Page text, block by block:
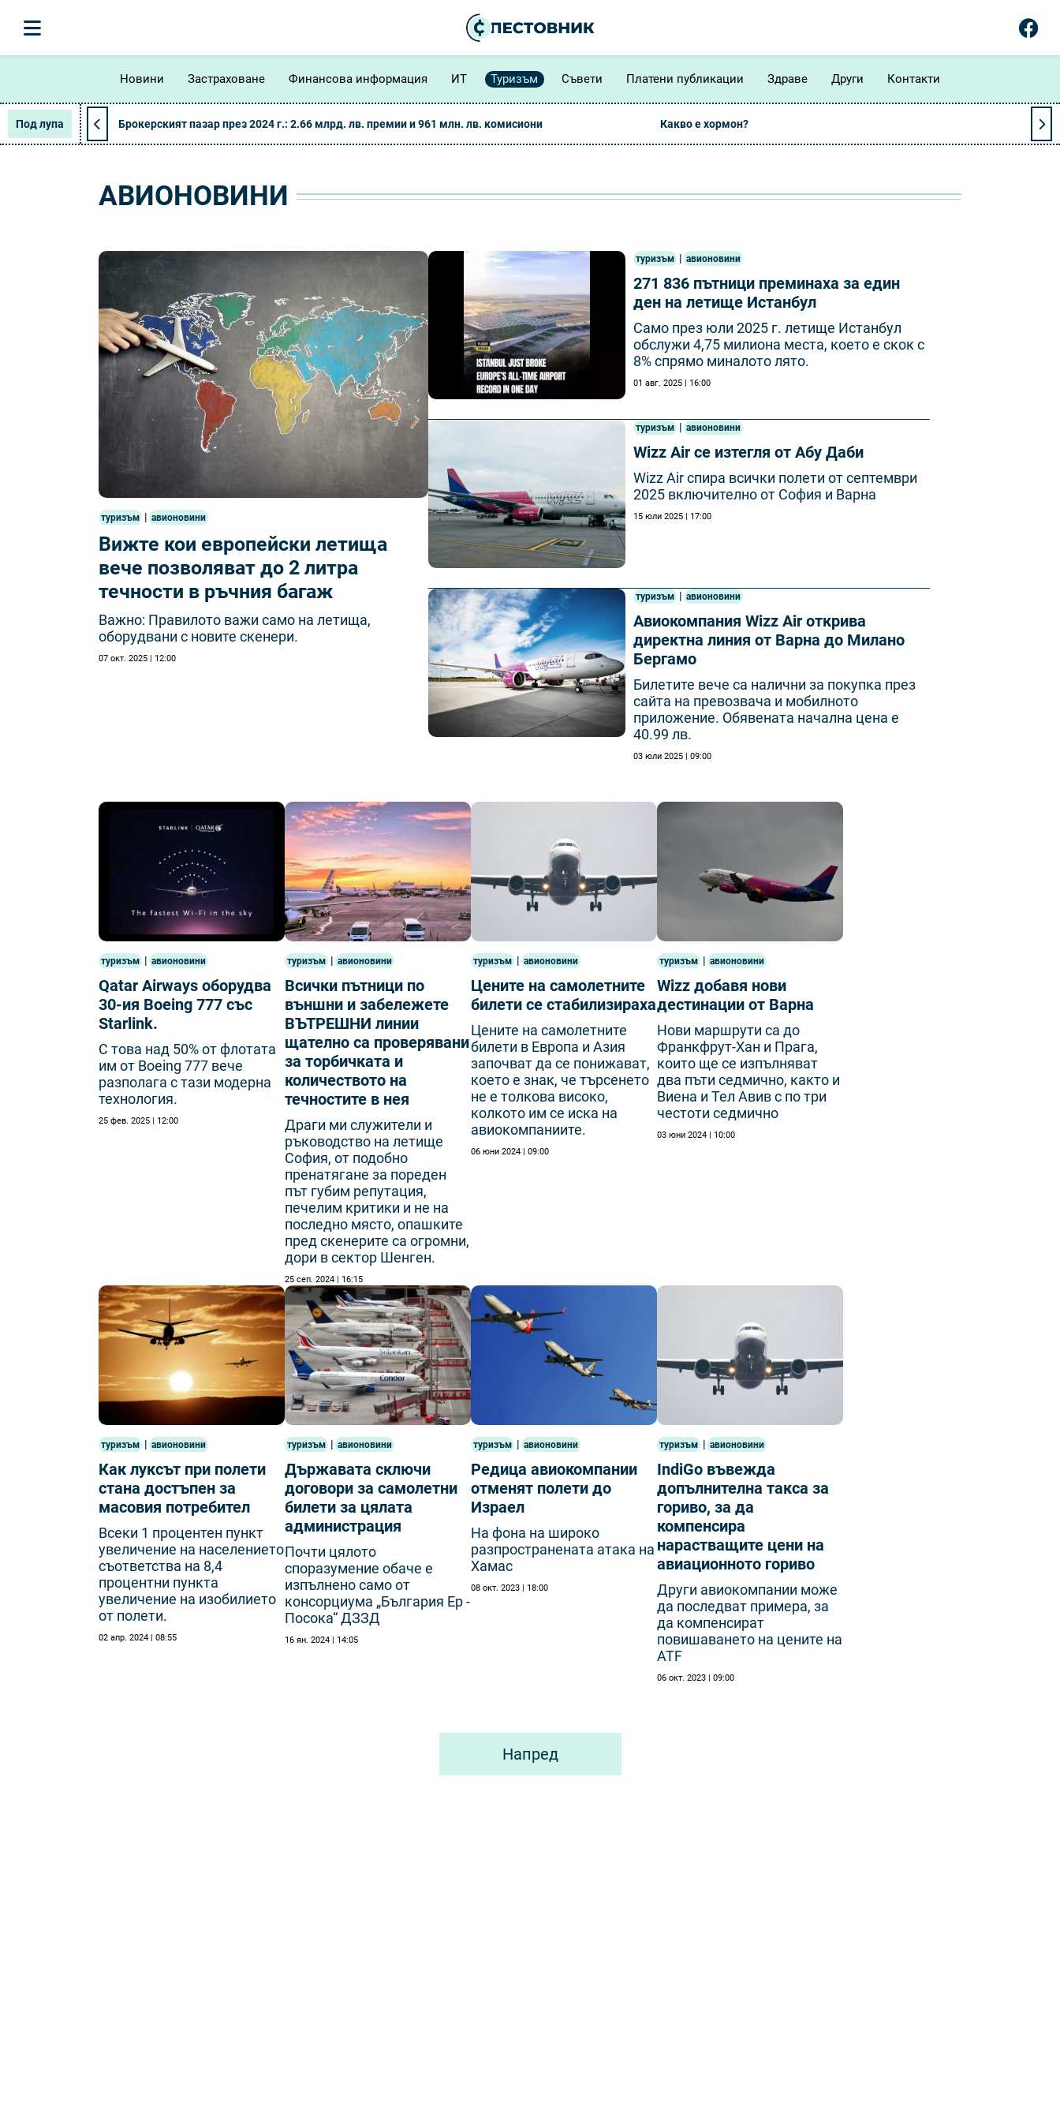
Новини Застраховане Финансова информация ИТ Туризъм Съвети Платени публикации Здраве Други Контакти
Под лупа Брокерският пазар през 2024 г.: 2.66 млрд. лв. премии и 961 млн. лв. комисиони Какво е хормон?
АВИОНОВИНИ
туризъм | авионовини
Вижте кои европейски летища
вече позволяват до 2 литра
течности в ръчния багаж
Важно: Правилото важи само на летища,
оборудвани с новите скенери.
07 окт. 2025 | 12:00
туризъм | авионовини
271 836 пътници преминаха за един
ден на летище Истанбул
Само през юли 2025 г. летище Истанбул
обслужи 4,75 милиона места, което е скок с
8% спрямо миналото лято.
01 авг. 2025 | 16:00
туризъм | авионовини
Wizz Air се изтегля от Абу Даби
Wizz Air спира всички полети от септември
2025 включително от София и Варна
15 юли 2025 | 17:00
туризъм | авионовини
Авиокомпания Wizz Air открива
директна линия от Варна до Милано
Бергамо
Билетите вече са налични за покупка през
сайта на превозвача и мобилното
приложение. Обявената начална цена е
40.99 лв.
03 юли 2025 | 09:00
туризъм | авионовини
Qatar Airways оборудва
30-ия Boeing 777 със
Starlink.
С това над 50% от флотата
им от Boeing 777 вече
разполага с тази модерна
технология.
25 фев. 2025 | 12:00
туризъм | авионовини
Всички пътници по
външни и забележете
ВЪТРЕШНИ линии
щателно са проверявани
за торбичката и
количеството на
течностите в нея
Драги ми служители и
ръководство на летище
София, от подобно
пренатягане за пореден
път губим репутация,
печелим критики и не на
последно място, опашките
пред скенерите са огромни,
дори в сектор Шенген.
25 сеп. 2024 | 16:15
туризъм | авионовини
Цените на самолетните
билети се стабилизираха
Цените на самолетните
билети в Европа и Азия
започват да се понижават,
което е знак, че търсенето
не е толкова високо,
колкото им се иска на
авиокомпаниите.
06 юни 2024 | 09:00
туризъм | авионовини
Wizz добавя нови
дестинации от Варна
Нови маршрути са до
Франкфрут-Хан и Прага,
които ще се изпълняват
два пъти седмично, както и
Виена и Тел Авив с по три
честоти седмично
03 юни 2024 | 10:00
туризъм | авионовини
Как луксът при полети
стана достъпен за
масовия потребител
Всеки 1 процентен пункт
увеличение на населението
съответства на 8,4
процентни пункта
увеличение на изобилието
от полети.
02 апр. 2024 | 08:55
туризъм | авионовини
Държавата сключи
договори за самолетни
билети за цялата
администрация
Почти цялото
споразумение обаче е
изпълнено само от
консорциума „България Ер -
Посока“ ДЗЗД
16 ян. 2024 | 14:05
туризъм | авионовини
Редица авиокомпании
отменят полети до
Израел
На фона на широко
разпространената атака на
Хамас
08 окт. 2023 | 18:00
туризъм | авионовини
IndiGo въвежда
допълнителна такса за
гориво, за да
компенсира
нарастващите цени на
авиационното гориво
Други авиокомпании може
да последват примера, за
да компенсират
повишаването на цените на
ATF
06 окт. 2023 | 09:00
Напред